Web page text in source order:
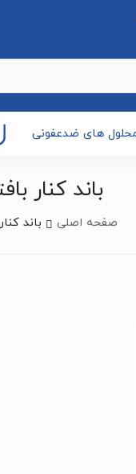
های ضدعفونی
باند کنار
صفحه اصلی باند